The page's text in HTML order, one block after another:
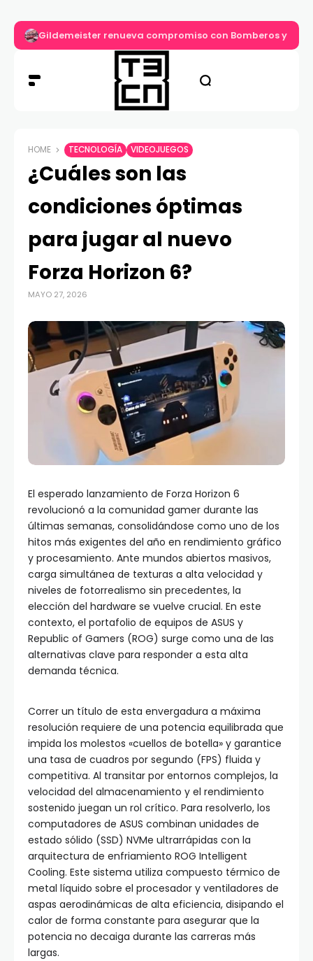
Gildemeister renueva compromiso con Bomberos y
HOME TECNOLOGÍA VIDEOJUEGOS
¿Cuáles son las
condiciones óptimas
para jugar al nuevo
Forza Horizon 6?
MAYO 27, 2026
El esperado lanzamiento de Forza Horizon 6
revolucionó a la comunidad gamer durante las
últimas semanas, consolidándose como uno de los
hitos más exigentes del año en rendimiento gráfico
y procesamiento. Ante mundos abiertos masivos,
carga simultánea de texturas a alta velocidad y
niveles de fotorrealismo sin precedentes, la
elección del hardware se vuelve crucial. En este
contexto, el portafolio de equipos de ASUS y
Republic of Gamers (ROG) surge como una de las
alternativas clave para responder a esta alta
demanda técnica.
Correr un título de esta envergadura a máxima
resolución requiere de una potencia equilibrada que
impida los molestos «cuellos de botella» y garantice
una tasa de cuadros por segundo (FPS) fluida y
competitiva. Al transitar por entornos complejos, la
velocidad del almacenamiento y el rendimiento
sostenido juegan un rol crítico. Para resolverlo, los
computadores de ASUS combinan unidades de
estado sólido (SSD) NVMe ultrarrápidas con la
arquitectura de enfriamiento ROG Intelligent
Cooling. Este sistema utiliza compuesto térmico de
metal líquido sobre el procesador y ventiladores de
aspas aerodinámicas de alta eficiencia, disipando el
calor de forma constante para asegurar que la
potencia no decaiga durante las carreras más
largas.